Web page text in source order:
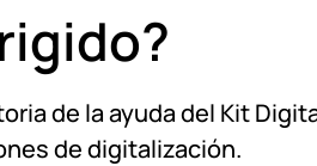
de la ayuda del Kit
de digitalización.